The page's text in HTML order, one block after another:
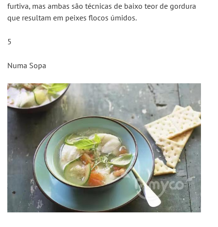
furtiva, mas ambas são técnicas de baixo teor de gordura
que resultam em peixes flocos úmidos.
5
Numa Sopa